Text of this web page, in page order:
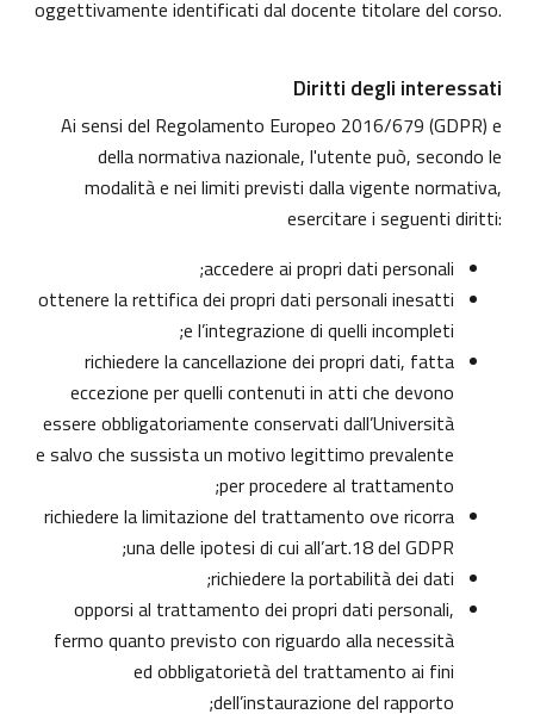
oggettivamente identificati dal docente titolare del corso.
Diritti degli interessati
Ai sensi del Regolamento Europeo 2016/679 (GDPR) e
della normativa nazionale, l'utente può, secondo le
modalità e nei limiti previsti dalla vigente normativa,
esercitare i seguenti diritti:
accedere ai propri dati personali;
ottenere la rettifica dei propri dati personali inesatti
e l’integrazione di quelli incompleti;
richiedere la cancellazione dei propri dati, fatta
eccezione per quelli contenuti in atti che devono
essere obbligatoriamente conservati dall’Università
e salvo che sussista un motivo legittimo prevalente
per procedere al trattamento;
richiedere la limitazione del trattamento ove ricorra
una delle ipotesi di cui all’art.18 del GDPR;
richiedere la portabilità dei dati;
opporsi al trattamento dei propri dati personali,
fermo quanto previsto con riguardo alla necessità
ed obbligatorietà del trattamento ai fini
dell’instaurazione del rapporto;